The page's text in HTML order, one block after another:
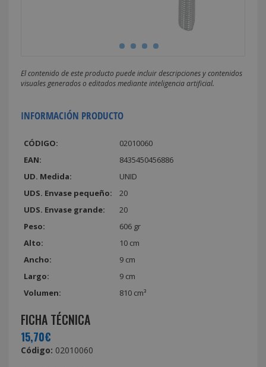
El contenido de este producto puede incluir descripciones y contenidos
visuales generados o editados mediante inteligencia artificial.
INFORMACIÓN PRODUCTO
CÓDIGO:
02010060
EAN:
8435450456886
UD. Medida:
UNID
UDS. Envase pequeño:
20
UDS. Envase grande:
20
Peso:
606 gr
Alto:
10 cm
Ancho:
9 cm
Largo:
9 cm
Volumen:
810 cm³
FICHA TÉCNICA
15,70€
Código: 02010060